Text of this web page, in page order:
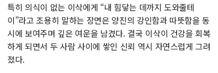
특히 의식이 없는 이삭에게 “내 힘닿는 데까지 도와줄테
이”라고 조용히 말하는 장면은 양진의 강인함과 따뜻함을 동
시에 보여주며 깊은 여운을 남겼다. 결국 이삭이 건강을 회복
하게 되면서 두 사람 사이에 쌓인 신뢰 역시 자연스럽게 그려
졌다.